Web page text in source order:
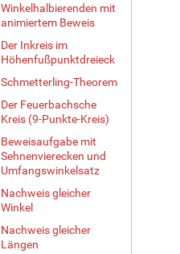
Winkelhalbierenden mit
animiertem Beweis
Der Inkreis im
Höhenfußpunktdreieck
Schmetterling-Theorem
Der Feuerbachsche
Kreis (9-Punkte-Kreis)
Beweisaufgabe mit
Sehnenvierecken und
Umfangswinkelsatz
Nachweis gleicher
Winkel
Nachweis gleicher
Längen